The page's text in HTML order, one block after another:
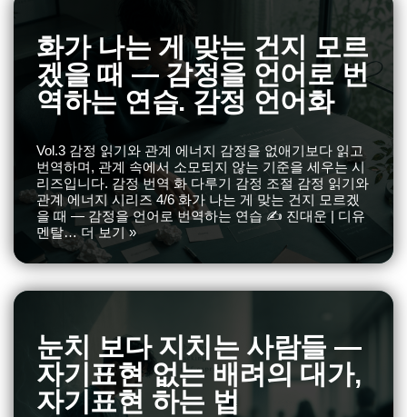
화가 나는 게 맞는 건지 모르
겠을 때 — 감정을 언어로 번
역하는 연습. 감정 언어화
Vol.3 감정 읽기와 관계 에너지 감정을 없애기보다 읽고
번역하며, 관계 속에서 소모되지 않는 기준을 세우는 시
리즈입니다. 감정 번역 화 다루기 감정 조절 감정 읽기와
관계 에너지 시리즈 4/6 화가 나는 게 맞는 건지 모르겠
을 때 — 감정을 언어로 번역하는 연습 ✍️ 진대운 | 디유
멘탈…더 보기 »
눈치 보다 지치는 사람들 —
자기표현 없는 배려의 대가,
자기표현 하는 법